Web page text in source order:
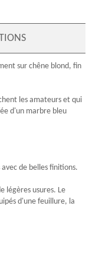
sur chêne blond, fin
les amateurs et qui
d'un marbre bleu
de belles finitions.
légères usures. Le
d'une feuillure, la